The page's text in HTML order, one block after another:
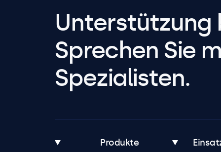
Unterstützung
Sprechen Sie
Spezialisten.
Produkte